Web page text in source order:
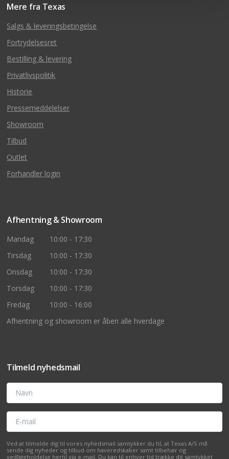
Mere fra Texas
Salgs & leveringsbetingelse
Fortrydelsesret
Bestilling & levering
Privatlivspolitik
Historie
Pressemeddelelser
Showroom
Tilbud
Outlet
Forhandler login
Afhentning & Showroom
Mandag
10:00 - 17:30
Tirsdag
10:00 - 17:30
Onsdag
10:00 - 17:30
Torsdag
10:00 - 17:30
Fredag
10:00 - 16:00
Afhentning og showroom er åben alle hverdage
Tilmeld nyhedsmail
Navn
E-mail
Ved at tilmelde dig til vores nyhedsmail samtykker du til, at Texas A/S må
sende dig nyheder og tilbud om haveredskaber samt tilbehør og
vedligeholdelse hertil via e-mail. Du kan til enhver tid trække dit samtykket